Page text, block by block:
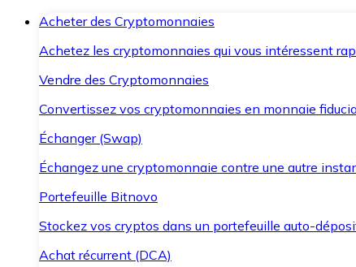
Acheter des Cryptomonnaies
Achetez les cryptomonnaies qui vous intéressent
Vendre des Cryptomonnaies
Convertissez vos cryptomonnaies en monnaie
Échanger (Swap)
Échangez une cryptomonnaie contre une autre
Portefeuille Bitnovo
Stockez vos cryptos dans un portefeuille auto-
Achat récurrent (DCA)